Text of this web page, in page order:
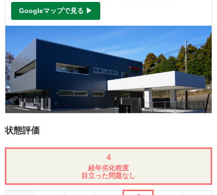
Googleマップで見る ▶
状態評価
4
経年劣化程度
目立った問題なし